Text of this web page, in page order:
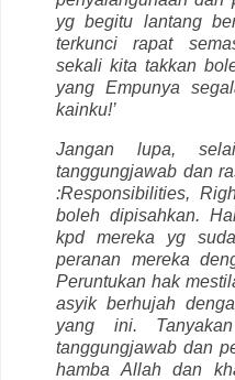
yg begitu lantang
terkunci rapat
sekali kita takkan
yang Empunya
kainku!’
Jangan lupa,
tanggungjawab dan
:Responsibilities,
boleh dipisahkan.
kpd mereka yg
peranan mereka
Peruntukan hak
asyik berhujah
yang ini.
tanggungjawab dan
hamba Allah dan